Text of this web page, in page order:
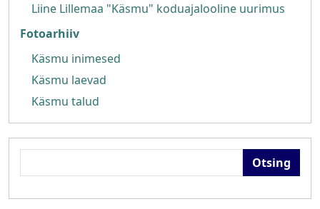
Liine Lillemaa "Käsmu" koduajalooline uurimus
Fotoarhiiv
Käsmu inimesed
Käsmu laevad
Käsmu talud